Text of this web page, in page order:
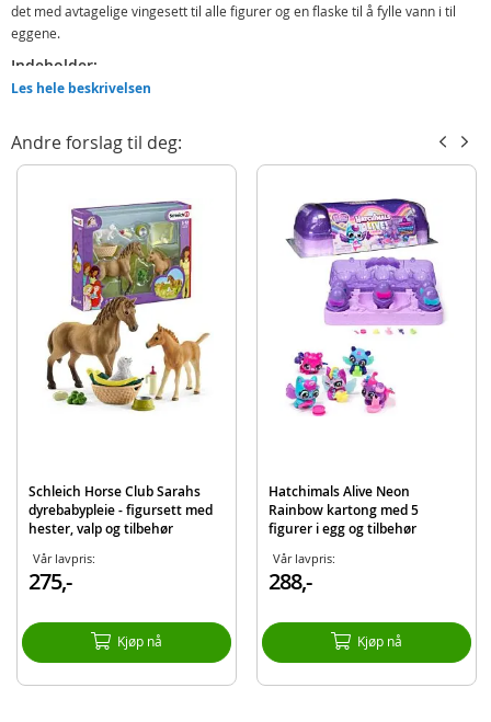
det med avtagelige vingesett til alle figurer og en flaske til å fylle vann i til
eggene.
Indeholder:
Kurv med 3 egg med figurer
Tilbehør
Mål: ca. 8 x 21 x 13 cm
Materiale: plast
Alder: fra 3 år
Produktdetaljer
681147062993
Hatchimals
Les hele beskrivelsen
Andre forslag til deg:
Schleich Horse Club Sarahs
dyrebabypleie - figursett med
hester, valp og tilbehør
Vår lavpris:
275,-
Kjøp nå
Hatchimals Alive Neon
Rainbow kartong med 5
figurer i egg og tilbehør
Vår lavpris:
288,-
Kjøp nå